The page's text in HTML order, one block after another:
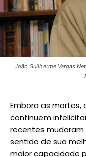
João Guilherme Vargas
Embora as mortes,
continuem
recentes
sentido de sua
maior capacidade